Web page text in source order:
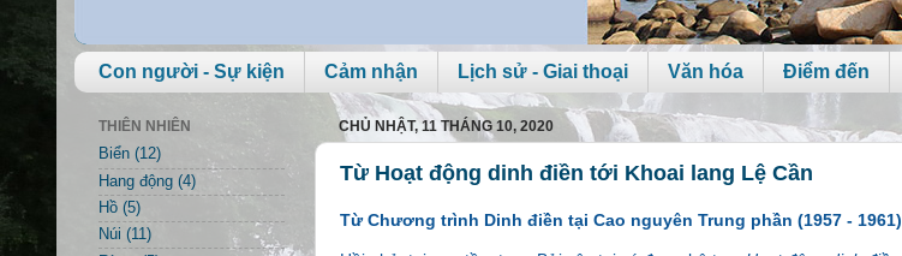
Con người - Sự kiện Cảm nhận Lịch sử - Giai thoại Văn hóa Điểm đến
CHỦ NHẬT, 11 THÁNG 10, 2020
Từ Hoạt động dinh điền tới Khoai lang Lệ Cần
Từ Chương trình Dinh điền tại Cao nguyên Trung phần (1957 - 1961)
THIÊN NHIÊN
Biển (12)
Hang động (4)
Hồ (5)
Núi (11)